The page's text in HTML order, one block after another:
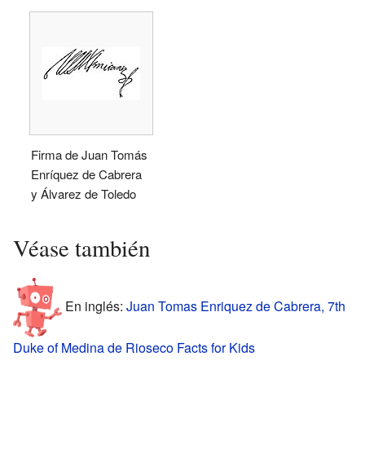
Firma de Juan Tomás
Enríquez de Cabrera
y Álvarez de Toledo
Véase también
En inglés: Juan Tomas Enriquez de Cabrera, 7th
Duke of Medina de Rioseco Facts for Kids